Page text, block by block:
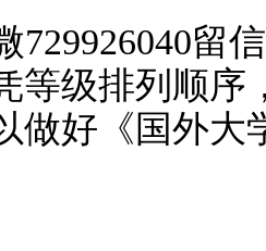
留
等级排列顺序
好《国外大